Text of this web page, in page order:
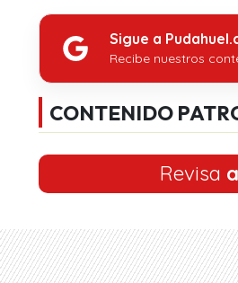
Sigue a
Recibe nuestros
CONTENIDO
Revisa